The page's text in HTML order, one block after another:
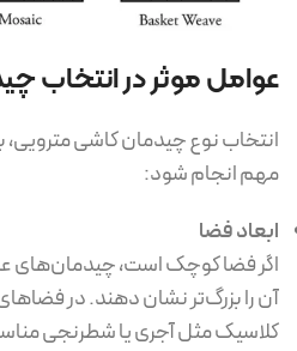
عوامل موثر در انتخاب
انتخاب نوع چیدمان کاشی مترویی،
مهم انجام شود:
ابعاد فضا
اگر فضا کوچک است، چیدمان‌های
آن را بزرگ‌تر نشان دهند. در
کلاسیک مثل آجری یا شطرنجی